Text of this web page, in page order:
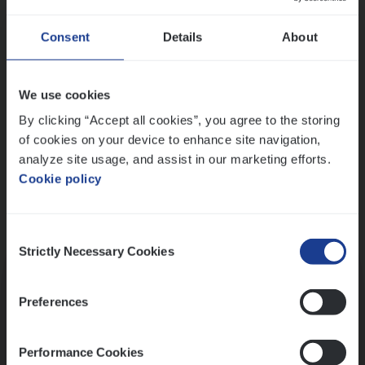
Consent Details About
We use cookies
By clicking “Accept all cookies”, you agree to the storing
of cookies on your device to enhance site navigation,
analyze site usage, and assist in our marketing efforts.
Cookie policy
Selection
Strictly Necessary Cookies
Preferences
Performance Cookies
Ons sollicitatieproces